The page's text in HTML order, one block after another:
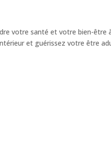
votre santé et votre bien-être
et guérissez votre être